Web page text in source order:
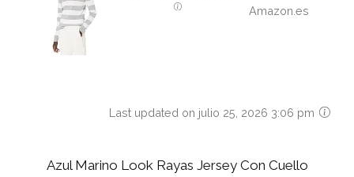
Amazon.es
Last updated on julio 25, 2026 3:06 pm
Azul Marino Look Rayas Jersey Con Cuello